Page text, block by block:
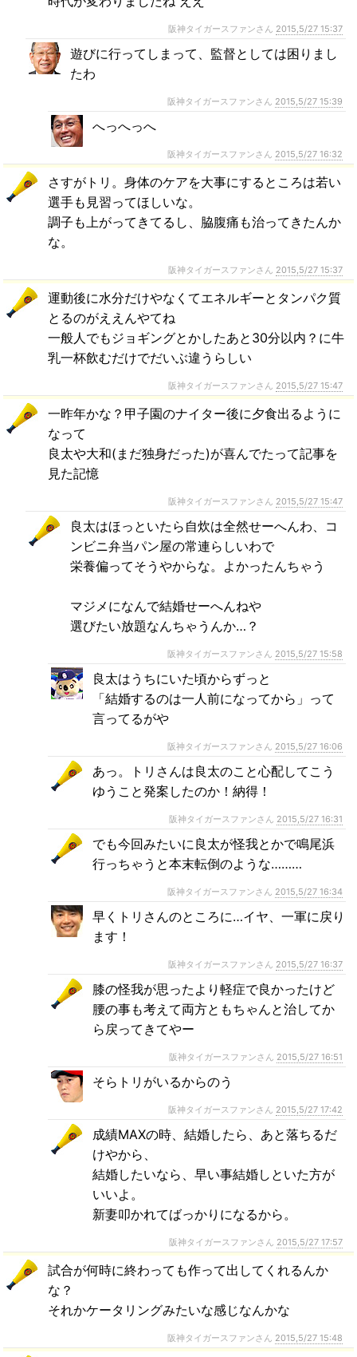
阪神タイガースファンさん 2015,5/27 15:37
遊びに行ってしまって、監督としては困りまし
たわ
阪神タイガースファンさん 2015,5/27 15:39
へっへっへ
阪神タイガースファンさん 2015,5/27 16:32
さすがトリ。身体のケアを大事にするところは若い
選手も見習ってほしいな。
調子も上がってきてるし、脇腹痛も治ってきたんか
な。
阪神タイガースファンさん 2015,5/27 15:37
運動後に水分だけやなくてエネルギーとタンパク質
とるのがええんやてね
一般人でもジョギングとかしたあと30分以内？に牛
乳一杯飲むだけでだいぶ違うらしい
阪神タイガースファンさん 2015,5/27 15:47
一昨年かな？甲子園のナイター後に夕食出るように
なって
良太や大和(まだ独身だった)が喜んでたって記事を
見た記憶
阪神タイガースファンさん 2015,5/27 15:47
良太はほっといたら自炊は全然せーへんわ、コ
ンビニ弁当パン屋の常連らしいわで
栄養偏ってそうやからな。よかったんちゃう
マジメになんで結婚せーへんねや
選びたい放題なんちゃうんか…？
阪神タイガースファンさん 2015,5/27 15:58
良太はうちにいた頃からずっと
「結婚するのは一人前になってから」って
言ってるがや
阪神タイガースファンさん 2015,5/27 16:06
あっ。トリさんは良太のこと心配してこう
ゆうこと発案したのか！納得！
阪神タイガースファンさん 2015,5/27 16:31
でも今回みたいに良太が怪我とかで鳴尾浜
行っちゃうと本末転倒のような………
阪神タイガースファンさん 2015,5/27 16:34
早くトリさんのところに…イヤ、一軍に戻り
ます！
阪神タイガースファンさん 2015,5/27 16:37
膝の怪我が思ったより軽症で良かったけど
腰の事も考えて両方ともちゃんと治してか
ら戻ってきてやー
阪神タイガースファンさん 2015,5/27 16:51
そらトリがいるからのう
阪神タイガースファンさん 2015,5/27 17:42
成績MAXの時、結婚したら、あと落ちるだ
けやから、
結婚したいなら、早い事結婚しといた方が
いいよ。
新妻叩かれてばっかりになるから。
阪神タイガースファンさん 2015,5/27 17:57
試合が何時に終わっても作って出してくれるんか
な？
それかケータリングみたいな感じなんかな
阪神タイガースファンさん 2015,5/27 15:48